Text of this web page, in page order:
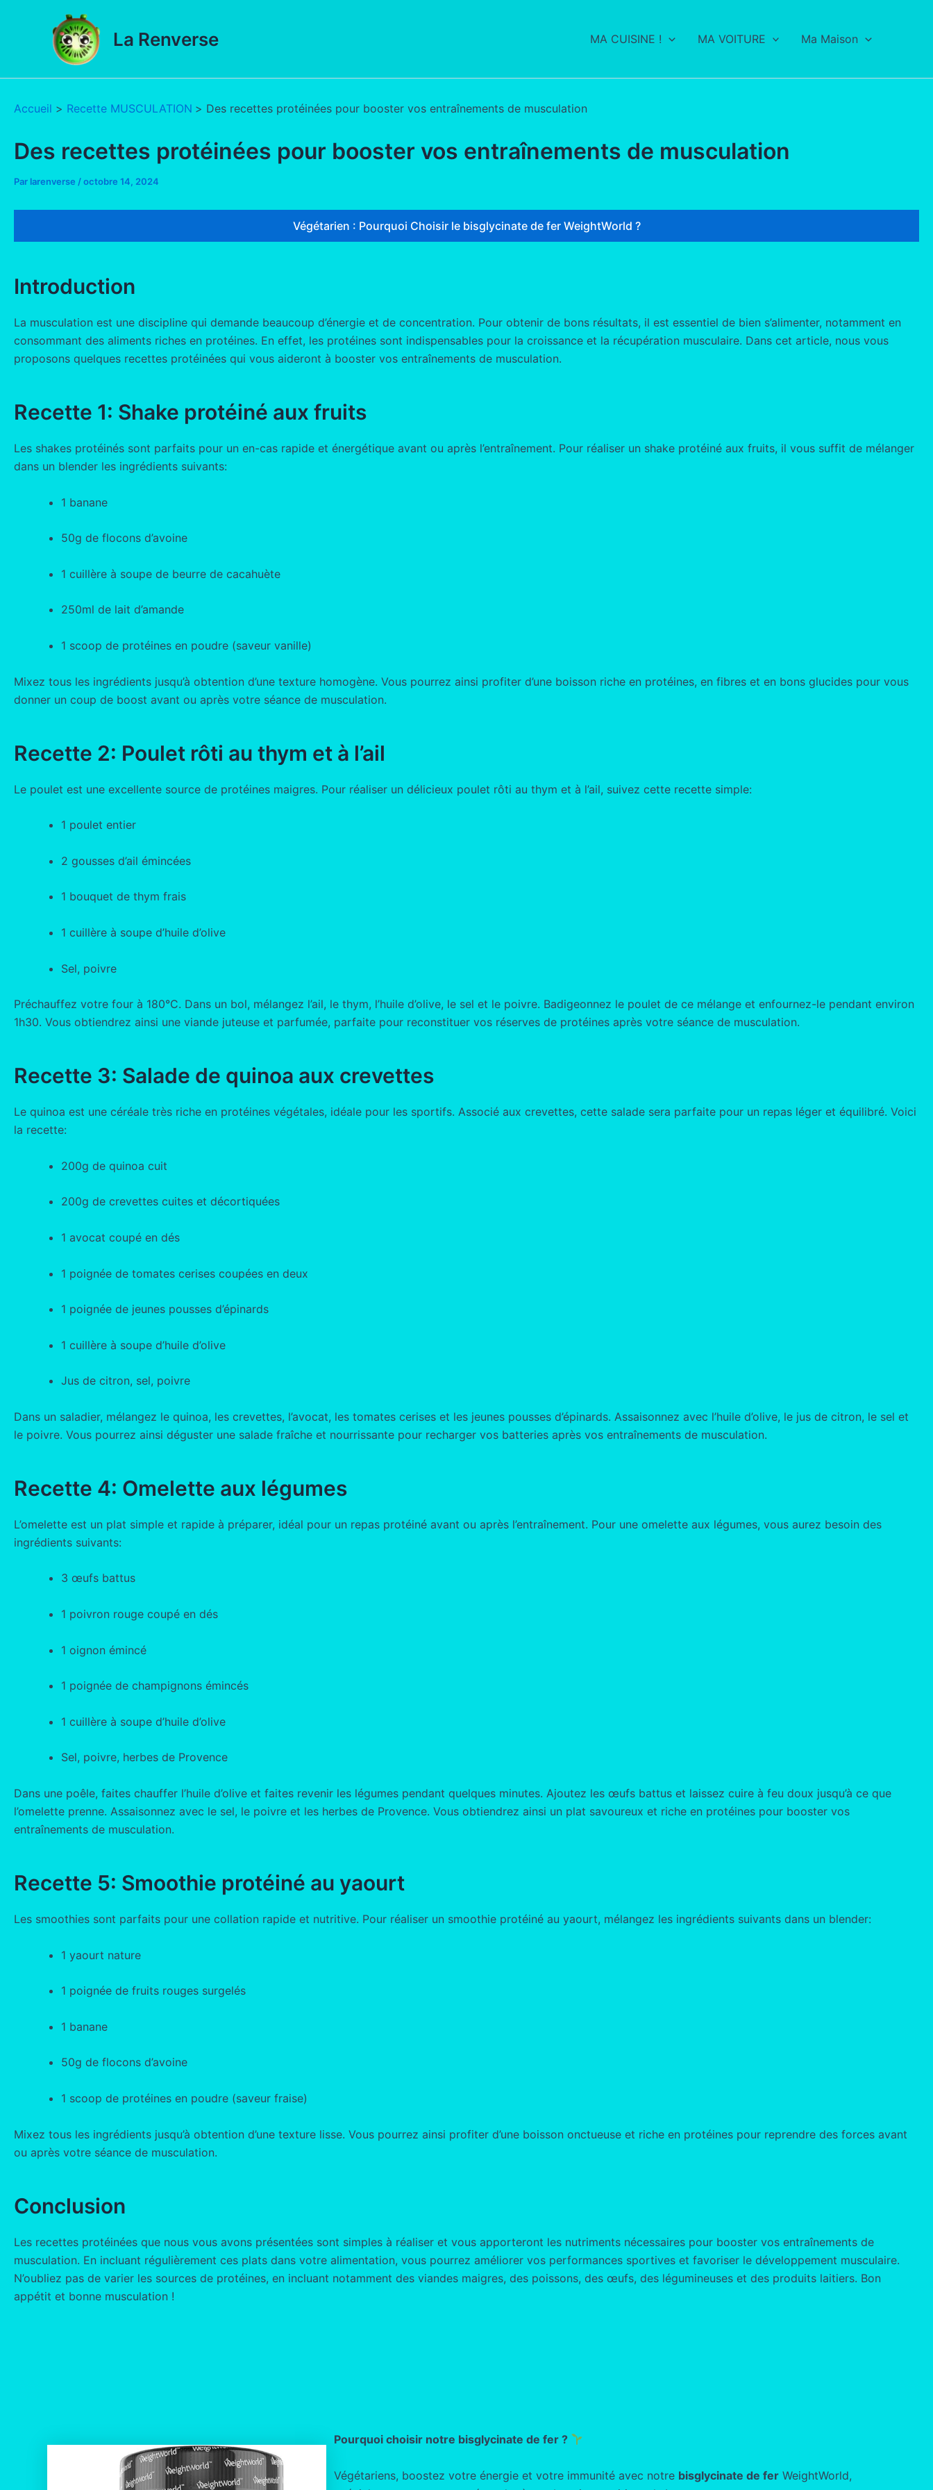
La Renverse MA CUISINE ! MA VOITURE Ma Maison
Accueil Recette MUSCULATION Des recettes protéinées pour booster vos entraînements de musculation
Des recettes protéinées pour booster vos entraînements de musculation
Par larenverse /octobre 14, 2024
Végétarien : Pourquoi Choisir le bisglycinate de fer WeightWorld ?
Introduction
La musculation est une discipline qui demande beaucoup d’énergie et de concentration. Pour obtenir de bons résultats, il est essentiel de bien s’alimenter, notamment en
consommant des aliments riches en protéines. En effet, les protéines sont indispensables pour la croissance et la récupération musculaire. Dans cet article, nous vous
proposons quelques recettes protéinées qui vous aideront à booster vos entraînements de musculation.
Recette 1: Shake protéiné aux fruits
Les shakes protéinés sont parfaits pour un en-cas rapide et énergétique avant ou après l’entraînement. Pour réaliser un shake protéiné aux fruits, il vous suffit de mélanger
dans un blender les ingrédients suivants:
1 banane
50g de flocons d’avoine
1 cuillère à soupe de beurre de cacahuète
250ml de lait d’amande
1 scoop de protéines en poudre (saveur vanille)
Mixez tous les ingrédients jusqu’à obtention d’une texture homogène. Vous pourrez ainsi profiter d’une boisson riche en protéines, en fibres et en bons glucides pour vous
donner un coup de boost avant ou après votre séance de musculation.
Recette 2: Poulet rôti au thym et à l’ail
Le poulet est une excellente source de protéines maigres. Pour réaliser un délicieux poulet rôti au thym et à l’ail, suivez cette recette simple:
1 poulet entier
2 gousses d’ail émincées
1 bouquet de thym frais
1 cuillère à soupe d’huile d’olive
Sel, poivre
Préchauffez votre four à 180°C. Dans un bol, mélangez l’ail, le thym, l’huile d’olive, le sel et le poivre. Badigeonnez le poulet de ce mélange et enfournez-le pendant environ
1h30. Vous obtiendrez ainsi une viande juteuse et parfumée, parfaite pour reconstituer vos réserves de protéines après votre séance de musculation.
Recette 3: Salade de quinoa aux crevettes
Le quinoa est une céréale très riche en protéines végétales, idéale pour les sportifs. Associé aux crevettes, cette salade sera parfaite pour un repas léger et équilibré. Voici
la recette:
200g de quinoa cuit
200g de crevettes cuites et décortiquées
1 avocat coupé en dés
1 poignée de tomates cerises coupées en deux
1 poignée de jeunes pousses d’épinards
1 cuillère à soupe d’huile d’olive
Jus de citron, sel, poivre
Dans un saladier, mélangez le quinoa, les crevettes, l’avocat, les tomates cerises et les jeunes pousses d’épinards. Assaisonnez avec l’huile d’olive, le jus de citron, le sel et
le poivre. Vous pourrez ainsi déguster une salade fraîche et nourrissante pour recharger vos batteries après vos entraînements de musculation.
Recette 4: Omelette aux légumes
L’omelette est un plat simple et rapide à préparer, idéal pour un repas protéiné avant ou après l’entraînement. Pour une omelette aux légumes, vous aurez besoin des
ingrédients suivants:
3 œufs battus
1 poivron rouge coupé en dés
1 oignon émincé
1 poignée de champignons émincés
1 cuillère à soupe d’huile d’olive
Sel, poivre, herbes de Provence
Dans une poêle, faites chauffer l’huile d’olive et faites revenir les légumes pendant quelques minutes. Ajoutez les œufs battus et laissez cuire à feu doux jusqu’à ce que
l’omelette prenne. Assaisonnez avec le sel, le poivre et les herbes de Provence. Vous obtiendrez ainsi un plat savoureux et riche en protéines pour booster vos
entraînements de musculation.
Recette 5: Smoothie protéiné au yaourt
Les smoothies sont parfaits pour une collation rapide et nutritive. Pour réaliser un smoothie protéiné au yaourt, mélangez les ingrédients suivants dans un blender:
1 yaourt nature
1 poignée de fruits rouges surgelés
1 banane
50g de flocons d’avoine
1 scoop de protéines en poudre (saveur fraise)
Mixez tous les ingrédients jusqu’à obtention d’une texture lisse. Vous pourrez ainsi profiter d’une boisson onctueuse et riche en protéines pour reprendre des forces avant
ou après votre séance de musculation.
Conclusion
Les recettes protéinées que nous vous avons présentées sont simples à réaliser et vous apporteront les nutriments nécessaires pour booster vos entraînements de
musculation. En incluant régulièrement ces plats dans votre alimentation, vous pourrez améliorer vos performances sportives et favoriser le développement musculaire.
N’oubliez pas de varier les sources de protéines, en incluant notamment des viandes maigres, des poissons, des œufs, des légumineuses et des produits laitiers. Bon
appétit et bonne musculation !
Pourquoi choisir notre bisglycinate de fer ?
Végétariens, boostez votre énergie et votre immunité avec notre bisglycinate de fer WeightWorld,